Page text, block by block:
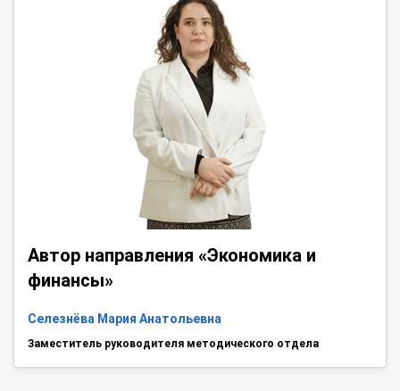
Автор направления «Экономика и
финансы»
Селезнёва Мария Анатольевна
Заместитель руководителя методического отдела